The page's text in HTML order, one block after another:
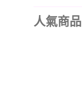
人氣商品